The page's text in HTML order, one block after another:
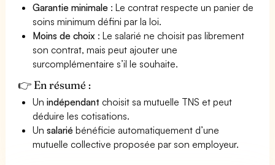
Garantie minimale : Le contrat respecte un panier de
soins minimum défini par la loi.
Moins de choix : Le salarié ne choisit pas librement
son contrat, mais peut ajouter une
surcomplémentaire s’il le souhaite.
👉 En résumé :
Unindépendant choisit sa mutuelle TNS et peut
déduire les cotisations.
Unsalarié bénéficie automatiquement d’une
mutuelle collective proposée par son employeur.